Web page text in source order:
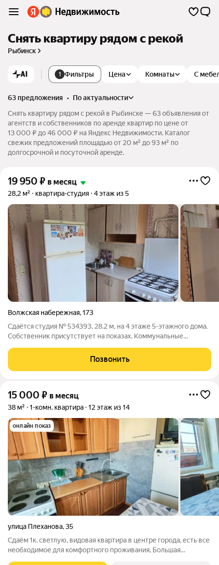
Снять квартиру рядом с рекой
Рыбинск
AI 1 Фильтры Цена Комнаты С
63 предложения •
по актуальности
Снять квартиру рядом с рекой в Рыбинске — 63 объявления от
агентств и собственников по аренде квартир по цене от
13 000 ₽ до 46 000 ₽ на Яндекс Недвижимости. Каталог
свежих предложений площадью от 20 м² до 93 м² по
долгосрочной и посуточной аренде.
19 950 ₽ в месяц
28,2 м² квартира-студия 4 этаж из 5
Волжская набережная,173
Сдаётся студия № 534393, 28.2 м, на 4 этаже 5-этажного дома.
Собственник присутствует на показах. Коммунальные
отдельно. По условиям проживания: можно с детьми, можно с
питомцами. Срок минимальной
Позвонить
15 000 ₽ в месяц
38 м² 1-комн. квартира 12 этаж из 14
онлайн показ
улица Плеханова,35
Сдаём 1к. светлую, видовая квартира в центре города, есть все
необходимое для комфортного проживания, Большая